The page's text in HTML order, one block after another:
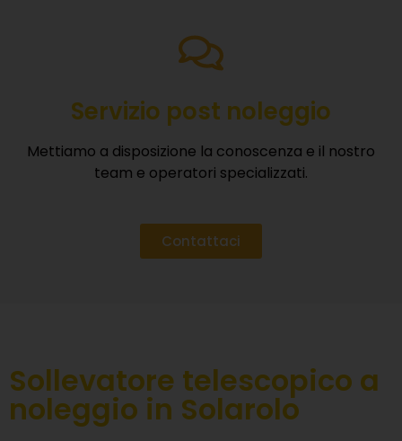
Servizio post noleggio
Mettiamo a disposizione la conoscenza e il nostro
team e operatori specializzati.
Contattaci
Sollevatore telescopico a
noleggio in Solarolo